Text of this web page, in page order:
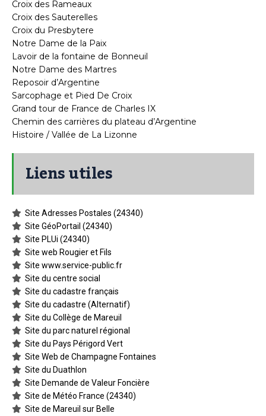
Croix des Rameaux
Croix des Sauterelles
Croix du Presbytere
Notre Dame de la Paix
Lavoir de la fontaine de Bonneuil
Notre Dame des Martres
Reposoir d’Argentine
Sarcophage et Pied De Croix
Grand tour de France de Charles IX
Chemin des carrières du plateau d’Argentine
Histoire / Vallée de La Lizonne
Liens utiles
Site Adresses Postales (24340)
Site GéoPortail (24340)
Site PLUi (24340)
Site web Rougier et Fils
Site www.service-public.fr
Site du centre social
Site du cadastre français
Site du cadastre (Alternatif)
Site du Collège de Mareuil
Site du parc naturel régional
Site du Pays Périgord Vert
Site Web de Champagne Fontaines
Site du Duathlon
Site Demande de Valeur Foncière
Site de Météo France (24340)
Site de Mareuil sur Belle